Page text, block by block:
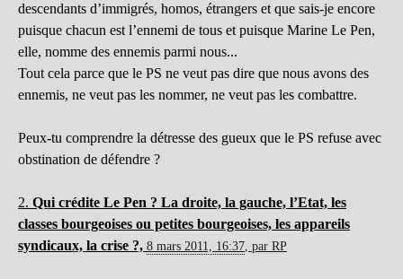
descendants d’immigrés, homos, étrangers et que sais-je encore
puisque chacun est l’ennemi de tous et puisque Marine Le Pen,
elle, nomme des ennemis parmi nous...
Tout cela parce que le PS ne veut pas dire que nous avons des
ennemis, ne veut pas les nommer, ne veut pas les combattre.
Peux-tu comprendre la détresse des gueux que le PS refuse avec
obstination de défendre ?
2. Qui crédite Le Pen ? La droite, la gauche, l’Etat, les
classes bourgeoises ou petites bourgeoises, les appareils
syndicaux, la crise ?, 8 mars 2011, 16:37, par RP